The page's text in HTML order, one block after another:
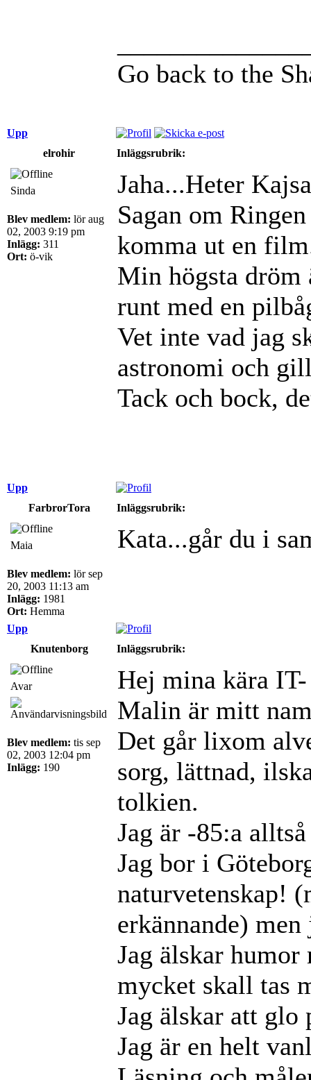
Go back to the
Upp
elrohir
Inläggsrubrik:
Sinda
Blev medlem: lör aug
02, 2003 9:19 pm
Inlägg: 311
Ort: ö-vik
Jaha...Heter
Sagan om
komma ut en
Min högsta dröm
runt med en
Vet inte vad jag
astronomi och
Tack och bock,
Upp
FarbrorTora
Inläggsrubrik:
Maia
Blev medlem: lör sep
20, 2003 11:13 am
Inlägg: 1981
Ort: Hemma
Kata...går du i
Upp
Knutenborg
Inläggsrubrik:
Avar
Blev medlem: tis sep
02, 2003 12:04 pm
Inlägg: 190
Hej mina kära
Malin är mitt
Det går lixom
sorg, lättnad,
tolkien.
Jag är -85:a
Jag bor i
naturvetenskap!
erkännande)
Jag älskar humor
mycket skall tas
Jag älskar att
Jag är en helt